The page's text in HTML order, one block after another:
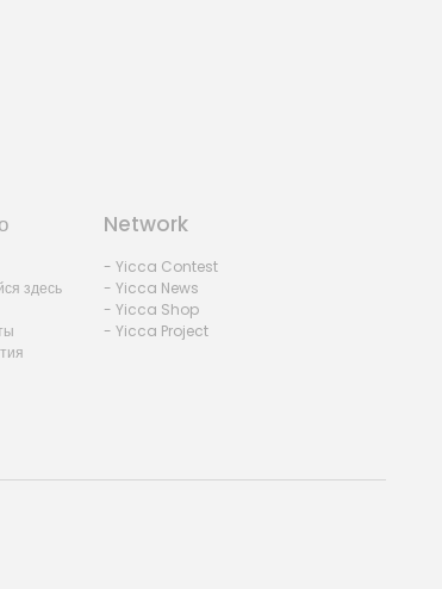
здесь
Network
- Yicca Contest
- Yicca News
- Yicca Shop
- Yicca Project